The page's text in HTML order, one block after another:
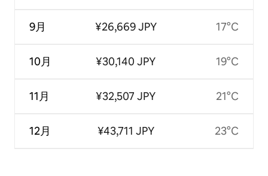
9月
10月
11月
12月
¥26,669 JPY
¥30,140 JPY
¥32,507 JPY
¥43,711 JPY
17°C
19°C
21°C
23°C